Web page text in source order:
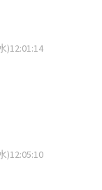
)12:01:14
)12:05:10